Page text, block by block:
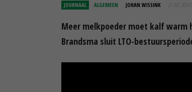
JOURNAAL ALGEMEEN JOHAN WISSINK 21 DEC 2016
Meer melkpoeder moet kalf warm
Brandsma sluit LTO-